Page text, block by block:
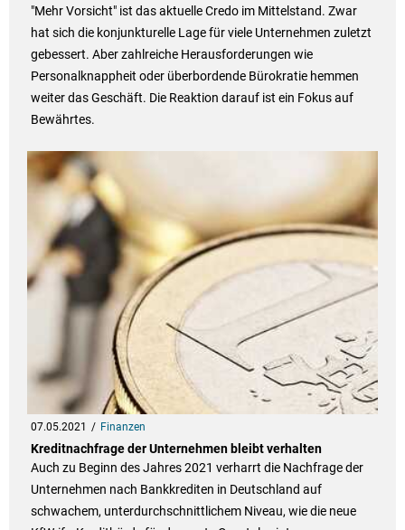
"Mehr Vorsicht" ist das aktuelle Credo im Mittelstand. Zwar
hat sich die konjunkturelle Lage für viele Unternehmen zuletzt
gebessert. Aber zahlreiche Herausforderungen wie
Personalknappheit oder überbordende Bürokratie hemmen
weiter das Geschäft. Die Reaktion darauf ist ein Fokus auf
Bewährtes.
07.05.2021 Finanzen
Kreditnachfrage der Unternehmen bleibt verhalten
Auch zu Beginn des Jahres 2021 verharrt die Nachfrage der
Unternehmen nach Bankkrediten in Deutschland auf
schwachem, unterdurchschnittlichem Niveau, wie die neue